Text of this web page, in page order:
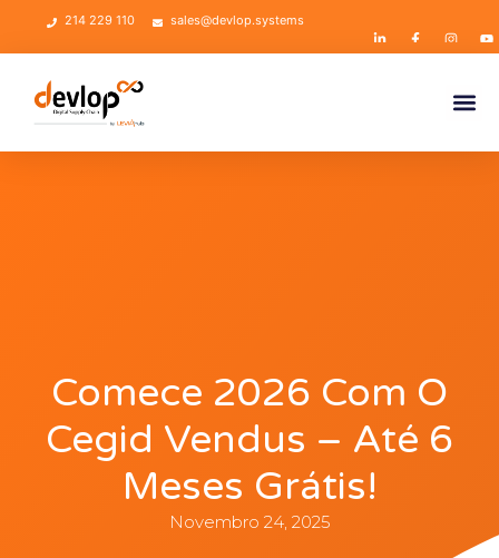
214 229 110 sales@devlop.systems
Comece 2026 Com O
Cegid Vendus – Até 6
Meses Grátis!
Novembro 24, 2025